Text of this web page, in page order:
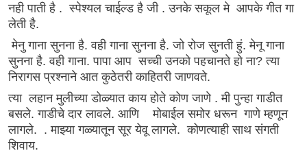
नही पाती है . स्पेश्यल चाईल्ड है जी . उनके सकूल मे आपके गीत गा
लेती है.
मेनु गाना सुनना है. वही गाना सुनना है. जो रोज सुनती हुं. मेनू गाना
सुनना है. वही गाना. पापा आप सच्ची उनको पहचानते हो ना? त्या
निरागस प्रश्नाने आत कुठेतरी काहितरी जाणवते.
त्या लहान मुलीच्या डोळ्यात काय होते कोण जाणे . मी पुन्हा गाडीत
बसले. गाडीचे दार लावले. आणि मोबाईल समोर धरून गाणे म्हणून
लागले. . माझ्या गळ्यातून सूर येवू लागले. कोणत्याही साथ संगती
शिवाय.